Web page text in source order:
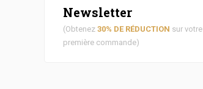
Newsletter
(Obtenez 30% DE RÉDUCTION sur votre
première commande)